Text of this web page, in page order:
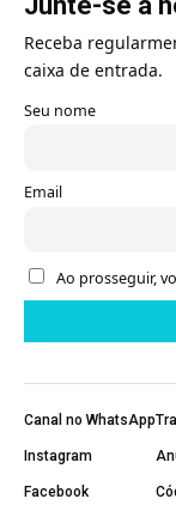
Receba
caixa de entrada.
Seu nome
Email
Ao prosseguir,
Canal no WhatsApp
Instagram
Facebook